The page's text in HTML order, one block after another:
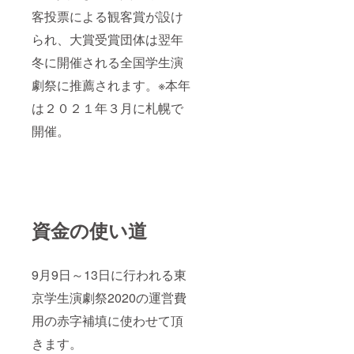
客投票による観客賞が設け
られ、大賞受賞団体は翌年
冬に開催される全国学生演
劇祭に推薦されます。※本年
は２０２１年３月に札幌で
開催。
資金の使い道
9月9日～13日に行われる東
京学生演劇祭2020の運営費
用の赤字補填に使わせて頂
きます。